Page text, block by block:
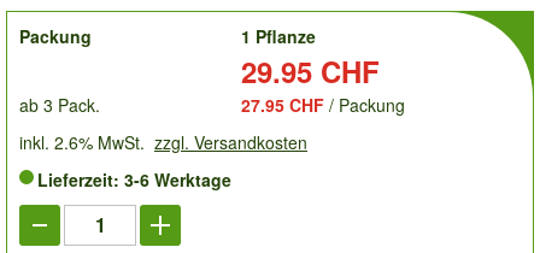
order
Packung
1 Pflanze
29.95 CHF
ab 3 Pack. 27.95 CHF / Packung
inkl. 2.6% MwSt. zzgl. Versandkosten
Lieferzeit: 3-6 Werktage